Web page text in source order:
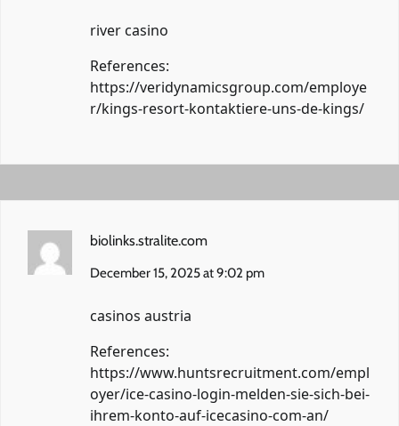
river casino
References:
https://veridynamicsgroup.com/employe
r/kings-resort-kontaktiere-uns-de-kings/
biolinks.stralite.com
December 15, 2025 at 9:02 pm
casinos austria
References:
https://www.huntsrecruitment.com/empl
oyer/ice-casino-login-melden-sie-sich-bei-
ihrem-konto-auf-icecasino-com-an/